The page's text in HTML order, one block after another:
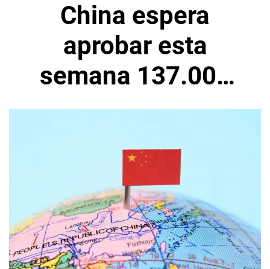
China espera
aprobar esta
semana 137.000
millones de dólares